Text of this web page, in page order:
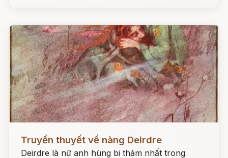
Đọc ngay
Truyền thuyết về nàng Deirdre
Deirdre là nữ anh hùng bi thảm nhất trong